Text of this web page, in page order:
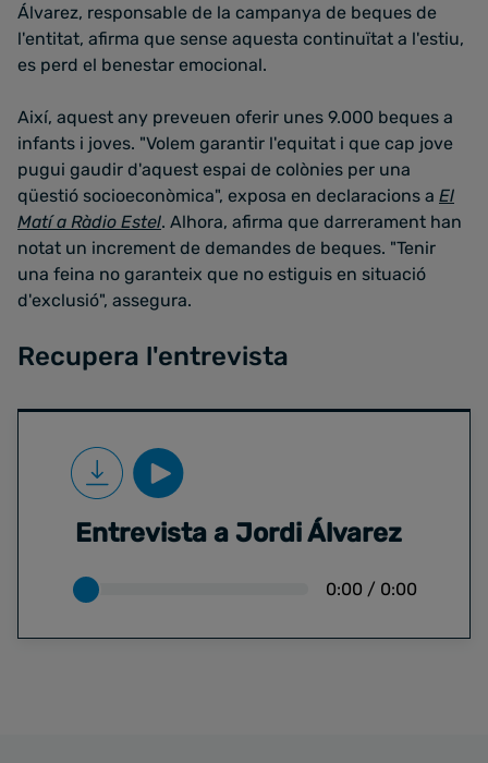
Álvarez, responsable de la campanya de beques de
l'entitat, afirma que sense aquesta continuïtat a l'estiu,
es perd el benestar emocional.
Així, aquest any preveuen oferir unes 9.000 beques a
infants i joves. "Volem garantir l'equitat i que cap jove
pugui gaudir d'aquest espai de colònies per una
qüestió socioeconòmica", exposa en declaracions a El
Matí a Ràdio Estel. Alhora, afirma que darrerament han
notat un increment de demandes de beques. "Tenir
una feina no garanteix que no estiguis en situació
d'exclusió", assegura.
Recupera l'entrevista
Entrevista a Jordi Álvarez
0:00 / 0:00